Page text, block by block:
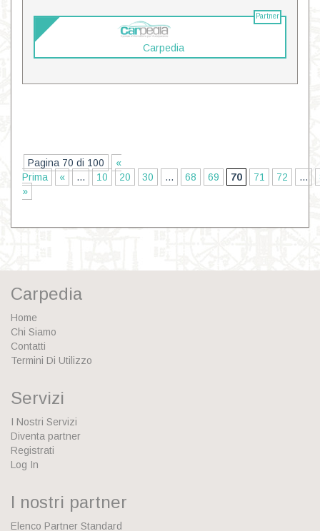
Partner
Carpedia
Pagina 70 di 100
«
Prima
« ... 10 20 30 ... 68 69 70 71 72 ...
»
Carpedia
Home
Chi Siamo
Contatti
Termini Di Utilizzo
Servizi
I Nostri Servizi
Diventa partner
Registrati
Log In
I nostri partner
Elenco Partner Standard